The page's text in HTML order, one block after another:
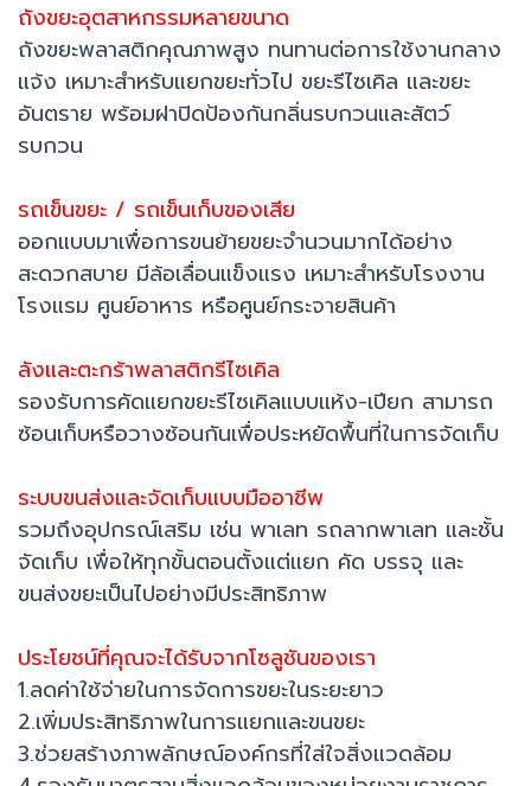
ถังขยะอุตสาหกรรมหลายขนาด
ถังขยะพลาสติกคุณภาพสูง ทนทานต่อการใช้งานกลาง
แจ้ง เหมาะสำหรับแยกขยะทั่วไป ขยะรีไซเคิล และขยะ
อันตราย พร้อมฝาปิดป้องกันกลิ่นรบกวนและสัตว์
รบกวน
รถเข็นขยะ / รถเข็นเก็บของเสีย
ออกแบบมาเพื่อการขนย้ายขยะจำนวนมากได้อย่าง
สะดวกสบาย มีล้อเลื่อนแข็งแรง เหมาะสำหรับโรงงาน
โรงแรม ศูนย์อาหาร หรือศูนย์กระจายสินค้า
ลังและตะกร้าพลาสติกรีไซเคิล
รองรับการคัดแยกขยะรีไซเคิลแบบแห้ง-เปียก สามารถ
ซ้อนเก็บหรือวางซ้อนกันเพื่อประหยัดพื้นที่ในการจัดเก็บ
ระบบขนส่งและจัดเก็บแบบมืออาชีพ
รวมถึงอุปกรณ์เสริม เช่น พาเลท รถลากพาเลท และชั้น
จัดเก็บ เพื่อให้ทุกขั้นตอนตั้งแต่แยก คัด บรรจุ และ
ขนส่งขยะเป็นไปอย่างมีประสิทธิภาพ
ประโยชน์ที่คุณจะได้รับจากโซลูชันของเรา
1.ลดค่าใช้จ่ายในการจัดการขยะในระยะยาว
2.เพิ่มประสิทธิภาพในการแยกและขนขยะ
3.ช่วยสร้างภาพลักษณ์องค์กรที่ใส่ใจสิ่งแวดล้อม